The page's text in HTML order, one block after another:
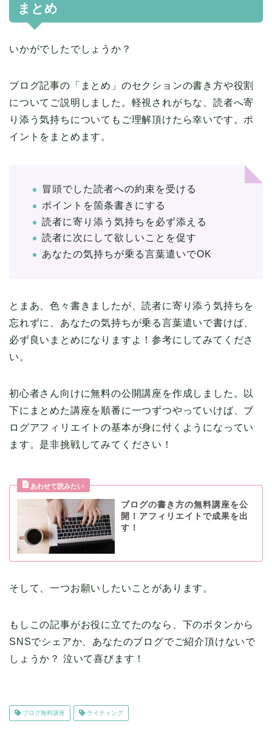
まとめ
いかがでしたでしょうか？
ブログ記事の「まとめ」のセクションの書き方や役割
についてご説明しました。軽視されがちな、読者へ寄
り添う気持ちについてもご理解頂けたら幸いです。ポ
イントをまとめます。
冒頭でした読者への約束を受ける
ポイントを箇条書きにする
読者に寄り添う気持ちを必ず添える
読者に次にして欲しいことを促す
あなたの気持ちが乗る言葉遣いでOK
とまあ、色々書きましたが、読者に寄り添う気持ちを
忘れずに、あなたの気持ちが乗る言葉遣いで書けば、
必ず良いまとめになりますよ！参考にしてみてくださ
い。
初心者さん向けに無料の公開講座を作成しました。以
下にまとめた講座を順番に一つずつやっていけば、ブ
ログアフィリエイトの基本が身に付くようになってい
ます。是非挑戦してみてください！
ブログの書き方の無料講座を公
開！アフィリエイトで成果を出
す！
そして、一つお願いしたいことがあります。
もしこの記事がお役に立てたのなら、下のボタンから
SNSでシェアか、あなたのブログでご紹介頂けないで
しょうか？ 泣いて喜びます！
ブログ無料講座 ライティング